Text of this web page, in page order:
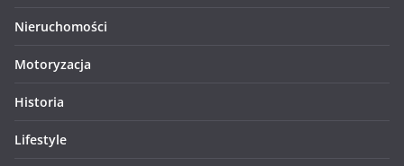
Nieruchomości
Motoryzacja
Historia
Lifestyle